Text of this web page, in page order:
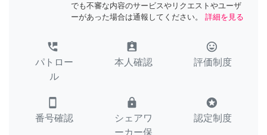
でも不審な内容のサービスやリクエストやユーザ
ーがあった場合は通報してください。
詳細を見る
perm_phone_msg
パトロー
ル
assignment_ind
本人確認
tag_faces
評価制度
smartphone
番号確認
lock
シェアワ
ーカー保
stars
認定制度